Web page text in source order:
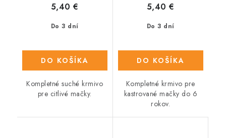
Do 3 dní
5,40 €
DO KOŠÍKA
Kompletné suché krmivo
pre citlivé mačky.
Do 3 dní
5,40 €
DO KOŠÍKA
Kompletné krmivo pre
kastrované mačky do 6
rokov.